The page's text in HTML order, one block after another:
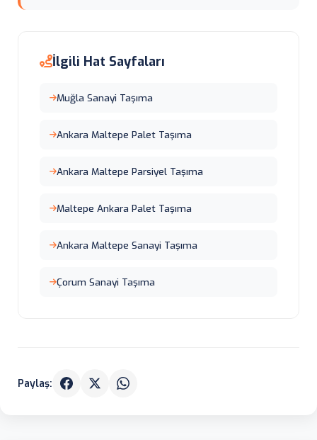
İlgili Hat Sayfaları
Muğla Sanayi Taşıma
Ankara Maltepe Palet Taşıma
Ankara Maltepe Parsiyel Taşıma
Maltepe Ankara Palet Taşıma
Ankara Maltepe Sanayi Taşıma
Çorum Sanayi Taşıma
Paylaş: